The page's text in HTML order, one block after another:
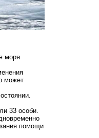
моря
может
33 особи.
помощи